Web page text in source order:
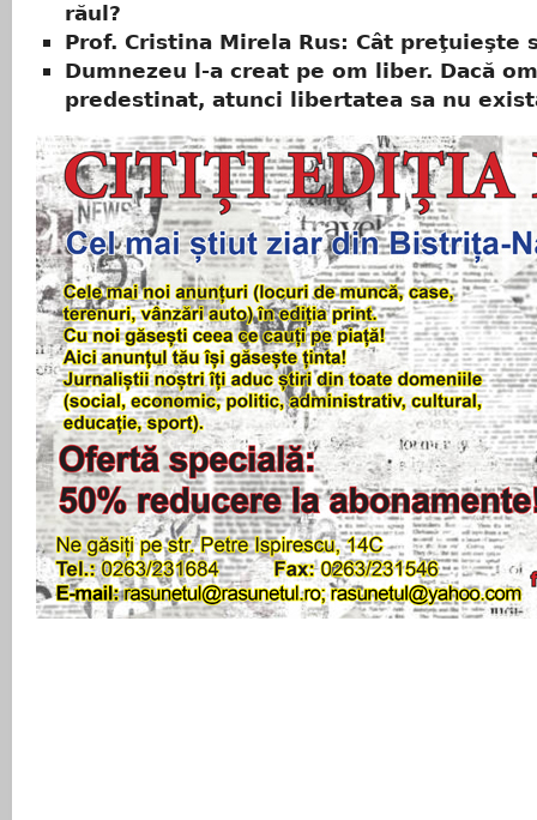
răul?
Prof. Cristina Mirela Rus: Cât preţuieşte
Dumnezeu l-a creat pe om liber. Dacă
predestinat, atunci libertatea sa nu